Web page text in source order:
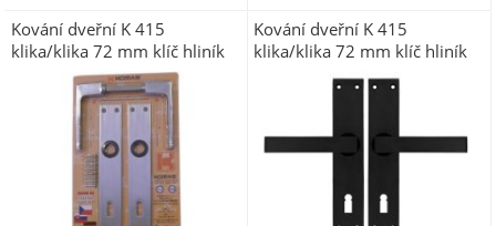
Kování dveřní K 415
klika/klika 72 mm klíč hliník
blistr (069003)
Kování dveřní K 415
klika/klika 72 mm klíč hliník
černá mat blistr ESO